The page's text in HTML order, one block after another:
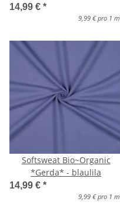
14,99 € *
9,99 € pro 1 m
Softsweat Bio~Organic
*Gerda* - blaulila
14,99 € *
9,99 € pro 1 m